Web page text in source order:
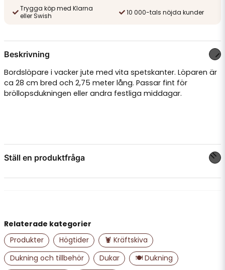
Trygga köp med Klarna
eller Swish
10 000-tals nöjda kunder
Beskrivning
Bordslöpare i vacker jute med vita spetskanter. Löparen är
ca 28 cm bred och 2,75 meter lång. Passar fint för
bröllopsdukningen eller andra festliga middagar.
Ställ en produktfråga
name
Namn
Relaterade kategorier
Produkter
Högtider
🦞 Kräftskiva
Dukning och tillbehör
Dukar
🍽️ Dukning